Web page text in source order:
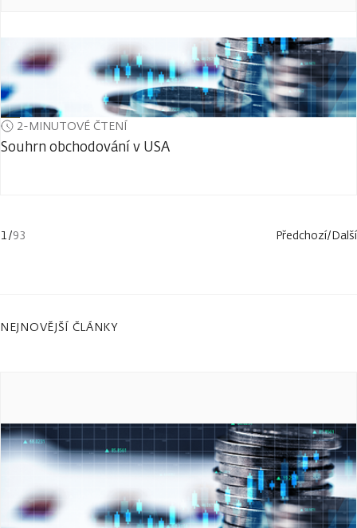
2-MINUTOVÉ ČTENÍ
Souhrn obchodování v USA
1/93 Předchozí/Další
NEJNOVĚJŠÍ ČLÁNKY